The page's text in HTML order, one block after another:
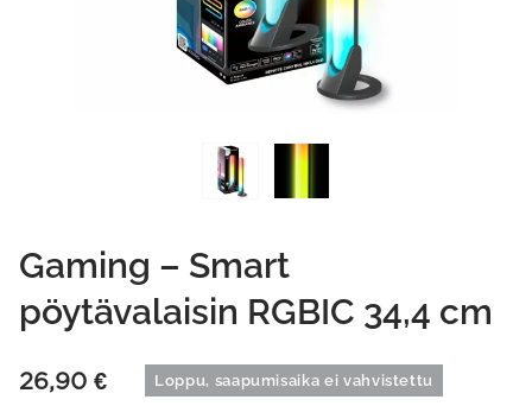
Gaming – Smart
pöytävalaisin RGBIC 34,4 cm
26,90 € Loppu, saapumisaika ei vahvistettu